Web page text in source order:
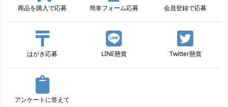
商品を購入で応募 簡単フォーム応募 会員登録で応募
はがき応募 LINE懸賞 Twitter懸賞
アンケートに答えて